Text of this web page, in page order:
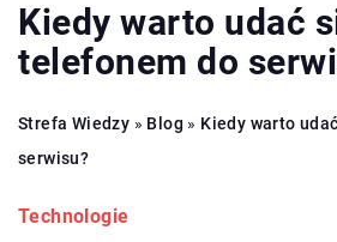
Kiedy warto udać
telefonem do
Strefa Wiedzy » Blog » Kiedy warto
serwisu?
Technologie